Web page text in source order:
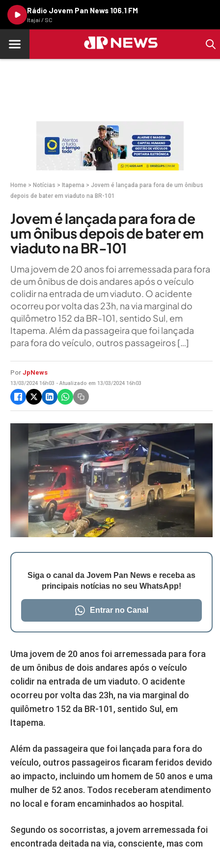
Rádio Jovem Pan News 106.1 FM
Itajaí / SC
Home > Notícias > Itapema > Jovem é lançada para fora de um ônibus
depois de bater em viaduto na BR-101
Jovem é lançada para fora de
um ônibus depois de bater em
viaduto na BR-101
Uma jovem de 20 anos foi arremessada para fora
de um ônibus de dois andares após o veículo
colidir na entrada de um viaduto. O acidente
ocorreu por volta das 23h, na via marginal do
quilômetro 152 da BR-101, sentido Sul, em
Itapema. Além da passageira que foi lançada
para fora do veículo, outros passageiros […]
Por JpNews
13/03/2024 16h03 - Atualizado em 13/03/2024 16h03
Siga o canal da Jovem Pan News e receba as
principais notícias no seu WhatsApp!
Entrar no Canal
Uma jovem de 20 anos foi arremessada para fora
de um ônibus de dois andares após o veículo
colidir na entrada de um viaduto. O acidente
ocorreu por volta das 23h, na via marginal do
quilômetro 152 da BR-101, sentido Sul, em
Itapema.
Além da passageira que foi lançada para fora do
veículo, outros passageiros ficaram feridos devido
ao impacto, incluindo um homem de 50 anos e uma
mulher de 52 anos. Todos receberam atendimento
no local e foram encaminhados ao hospital.
Segundo os socorristas, a jovem arremessada foi
encontrada deitada na via, consciente, mas com